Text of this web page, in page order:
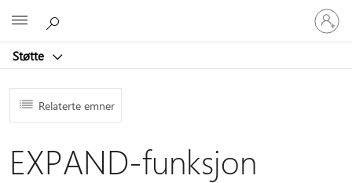
Støtte
Logg
på
kontoen
Relaterte emner
EXPAND-funksjon